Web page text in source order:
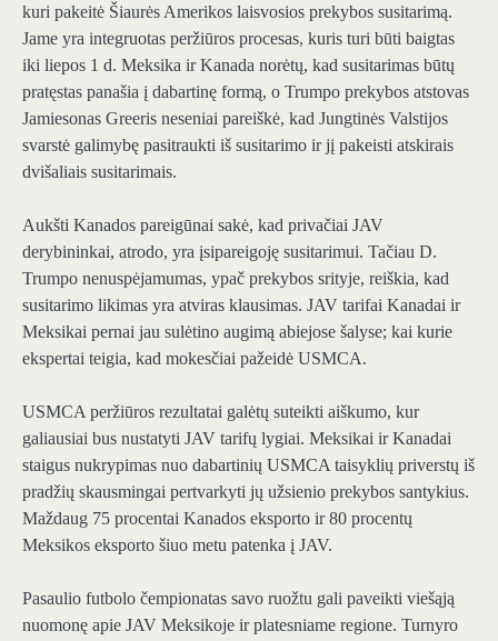
kuri pakeitė Šiaurės Amerikos laisvosios prekybos susitarimą.
Jame yra integruotas peržiūros procesas, kuris turi būti baigtas
iki liepos 1 d. Meksika ir Kanada norėtų, kad susitarimas būtų
pratęstas panašia į dabartinę formą, o Trumpo prekybos atstovas
Jamiesonas Greeris neseniai pareiškė, kad Jungtinės Valstijos
svarstė galimybę pasitraukti iš susitarimo ir jį pakeisti atskirais
dvišaliais susitarimais.
Aukšti Kanados pareigūnai sakė, kad privačiai JAV
derybininkai, atrodo, yra įsipareigoję susitarimui. Tačiau D.
Trumpo nenuspėjamumas, ypač prekybos srityje, reiškia, kad
susitarimo likimas yra atviras klausimas. JAV tarifai Kanadai ir
Meksikai pernai jau sulėtino augimą abiejose šalyse; kai kurie
ekspertai teigia, kad mokesčiai pažeidė USMCA.
USMCA peržiūros rezultatai galėtų suteikti aiškumo, kur
galiausiai bus nustatyti JAV tarifų lygiai. Meksikai ir Kanadai
staigus nukrypimas nuo dabartinių USMCA taisyklių priverstų iš
pradžių skausmingai pertvarkyti jų užsienio prekybos santykius.
Maždaug 75 procentai Kanados eksporto ir 80 procentų
Meksikos eksporto šiuo metu patenka į JAV.
Pasaulio futbolo čempionatas savo ruožtu gali paveikti viešąją
nuomonę apie JAV Meksikoje ir platesniame regione. Turnyro